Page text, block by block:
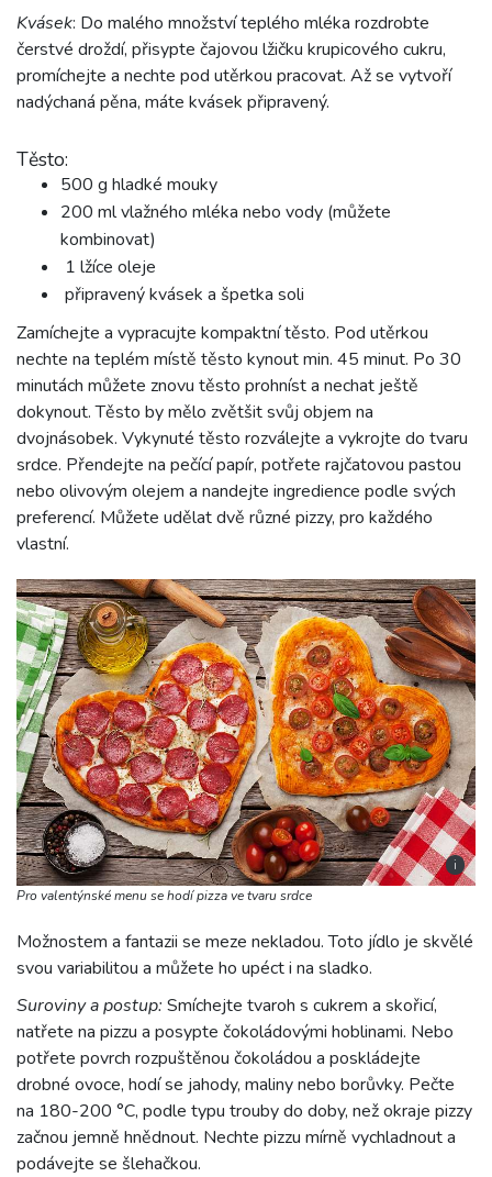
Kvásek: Do malého množství teplého mléka rozdrobte
čerstvé droždí, přisypte čajovou lžičku krupicového cukru,
promíchejte a nechte pod utěrkou pracovat. Až se vytvoří
nadýchaná pěna, máte kvásek připravený.
Těsto:
500 g hladké mouky
200 ml vlažného mléka nebo vody (můžete
kombinovat)
1 lžíce oleje
připravený kvásek a špetka soli
Zamíchejte a vypracujte kompaktní těsto. Pod utěrkou
nechte na teplém místě těsto kynout min. 45 minut. Po 30
minutách můžete znovu těsto prohníst a nechat ještě
dokynout. Těsto by mělo zvětšit svůj objem na
dvojnásobek. Vykynuté těsto rozválejte a vykrojte do tvaru
srdce. Přendejte na pečící papír, potřete rajčatovou pastou
nebo olivovým olejem a nandejte ingredience podle svých
preferencí. Můžete udělat dvě různé pizzy, pro každého
vlastní.
i
Pro valentýnské menu se hodí pizza ve tvaru srdce
Možnostem a fantazii se meze nekladou. Toto jídlo je skvělé
svou variabilitou a můžete ho upéct i na sladko.
Suroviny a postup: Smíchejte tvaroh s cukrem a skořicí,
natřete na pizzu a posypte čokoládovými hoblinami. Nebo
potřete povrch rozpuštěnou čokoládou a poskládejte
drobné ovoce, hodí se jahody, maliny nebo borůvky. Pečte
na 180-200 °C, podle typu trouby do doby, než okraje pizzy
začnou jemně hnědnout. Nechte pizzu mírně vychladnout a
podávejte se šlehačkou.